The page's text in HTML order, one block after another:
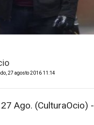
27 agosto 2016 11:14
Ago. (CulturaOcio) -